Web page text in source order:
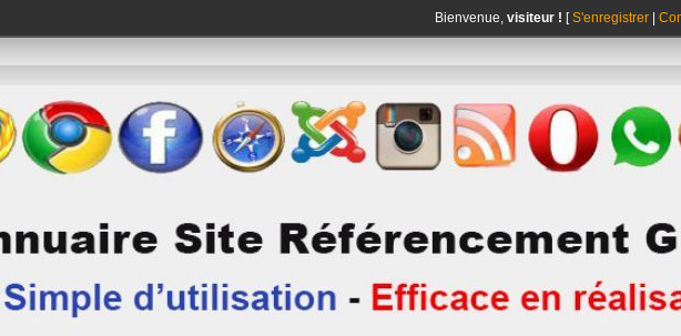
Bienvenue, visiteur ! [S'enregistrer